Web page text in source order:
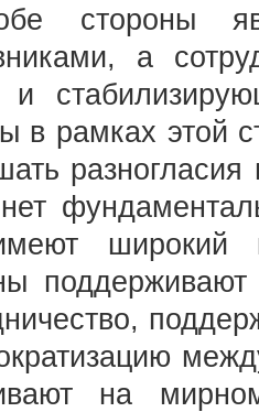
стороны
а
и
в рамках этой
широкий
на